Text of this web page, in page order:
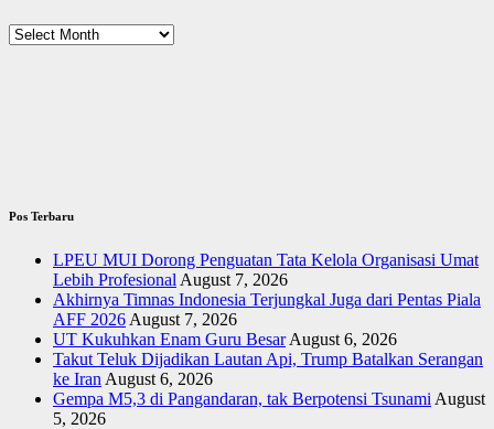
Arsip
Pos Terbaru
LPEU MUI Dorong Penguatan Tata Kelola Organisasi Umat
Lebih Profesional August 7, 2026
Akhirnya Timnas Indonesia Terjungkal Juga dari Pentas Piala
AFF 2026 August 7, 2026
UT Kukuhkan Enam Guru Besar August 6, 2026
Takut Teluk Dijadikan Lautan Api, Trump Batalkan Serangan
ke Iran August 6, 2026
Gempa M5,3 di Pangandaran, tak Berpotensi Tsunami August
5, 2026